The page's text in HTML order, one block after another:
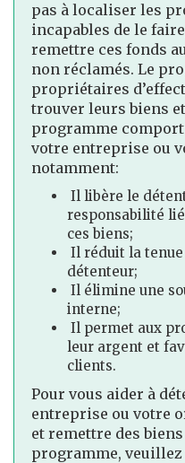
pas à localiser les
incapables de le
remettre ces fonds
non réclamés. Le
propriétaires
trouver leurs biens
programme
votre entreprise ou
notamment:
Il libère le
responsabilité
ces biens;
Il réduit la
détenteur;
Il élimine une
interne;
Il permet aux
leur argent et
clients.
Pour vous aider à
entreprise ou votre
et remettre des
programme, veuillez